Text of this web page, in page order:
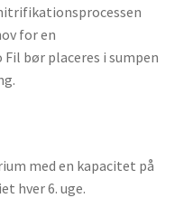
for en
bør placeres i sumpen
med en kapacitet på
hver 6. uge.